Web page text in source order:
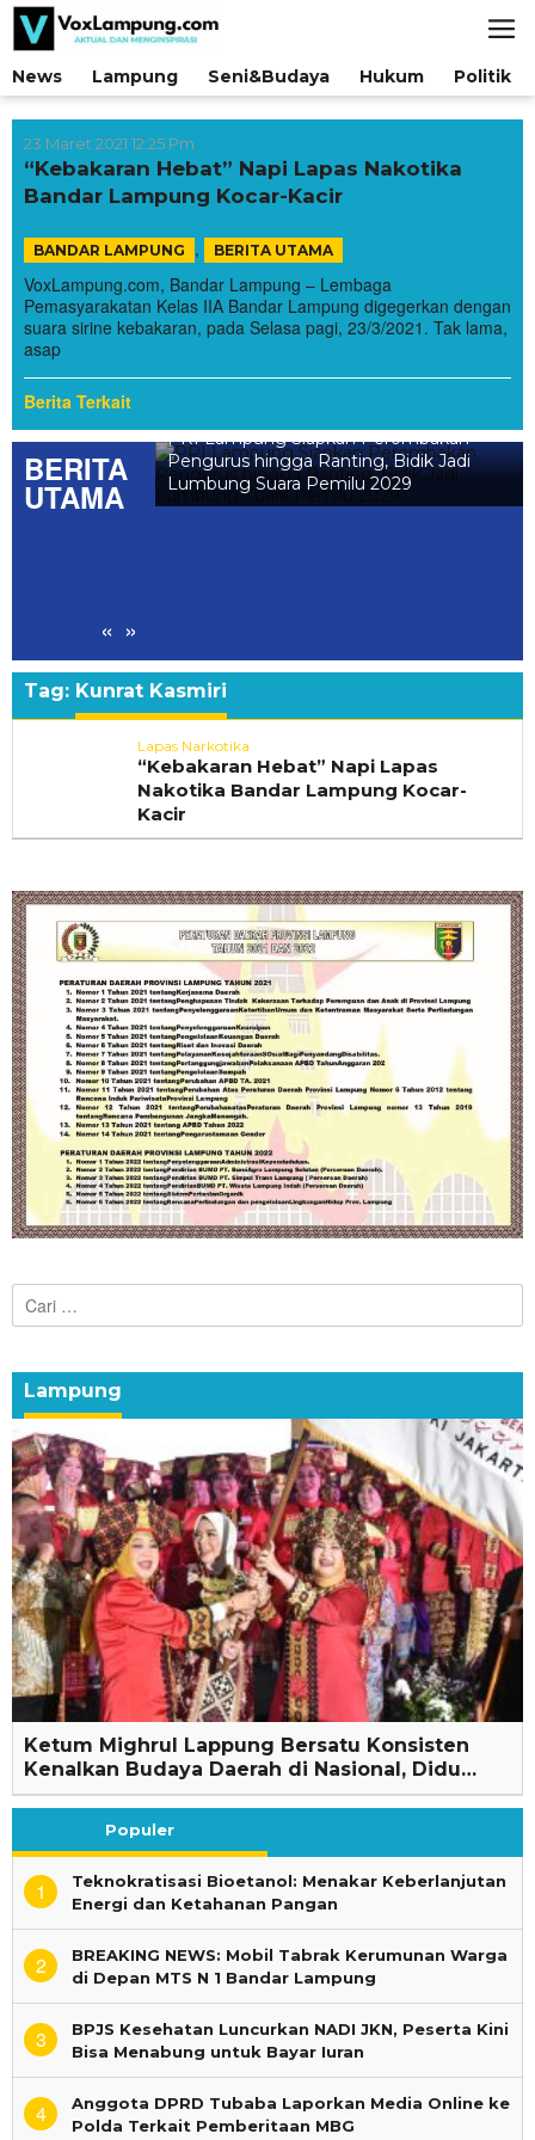
Lewati
konten
News
Lampung Seni&Budaya Hukum Politik
23 Maret 2021 12:25 Pm
“Kebakaran Hebat” Napi Lapas Nakotika
Bandar Lampung Kocar-Kacir
BANDAR LAMPUNG , BERITA UTAMA
VoxLampung.com, Bandar Lampung – Lembaga
Pemasyarakatan Kelas IIA Bandar Lampung digegerkan dengan
suara sirine kebakaran, pada Selasa pagi, 23/3/2021. Tak lama,
asap
Berita Terkait
BERITA
UTAMA
« »
Siapkan Perombakan
hingga Ranting, Bidik Jadi
Suara Pemilu 2029
Tag: Kunrat Kasmiri
Lapas Narkotika
“Kebakaran Hebat” Napi Lapas
Nakotika Bandar Lampung Kocar-
Kacir
Cari
untuk:
Lampung
Ketum Mighrul Lappung Bersatu Konsisten
Kenalkan Budaya Daerah di Nasional, Didu…
Populer
1
Teknokratisasi Bioetanol: Menakar Keberlanjutan
Energi dan Ketahanan Pangan
2
BREAKING NEWS: Mobil Tabrak Kerumunan Warga
di Depan MTS N 1 Bandar Lampung
3
BPJS Kesehatan Luncurkan NADI JKN, Peserta Kini
Bisa Menabung untuk Bayar Iuran
4
Anggota DPRD Tubaba Laporkan Media Online ke
Polda Terkait Pemberitaan MBG